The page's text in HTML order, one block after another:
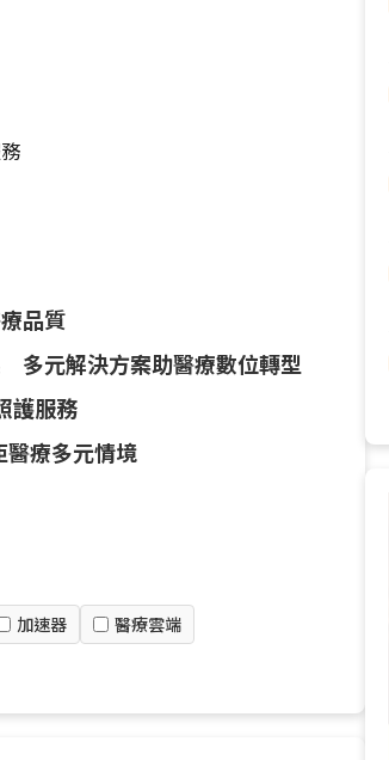
品質
元解決方案助醫療數位轉型
護服務
醫療多元情境
加速器 醫療雲端